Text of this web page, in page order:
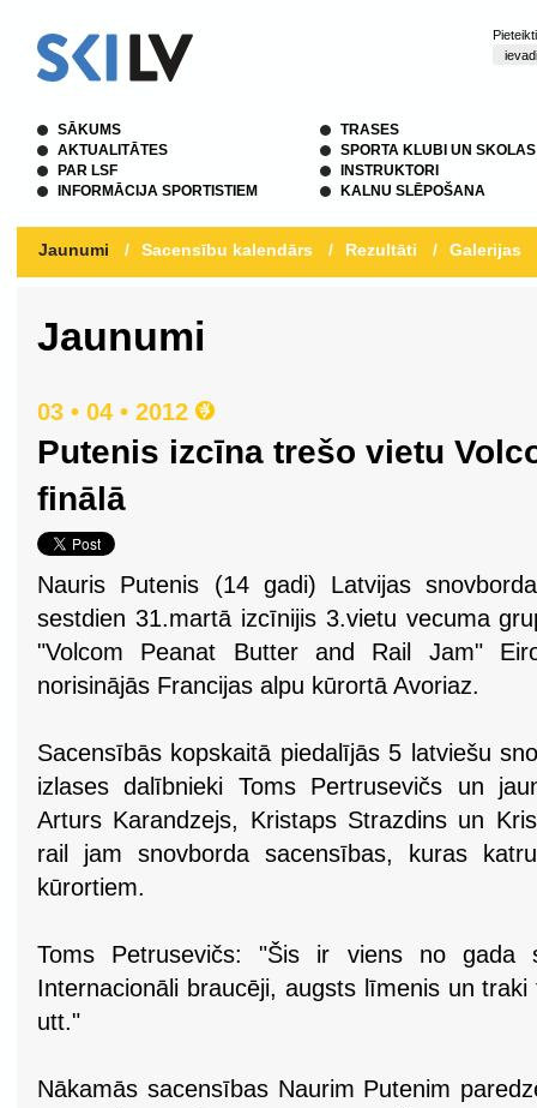
SĀKUMS
AKTUALITĀTES
PAR LSF
INFORMĀCIJA SPORTISTIEM
TRASES
SPORTA KLUBI UN SKOLAS
INSTRUKTORI
KALNU SLĒPOŠANA
Jaunumi / Sacensību kalendārs / Rezultāti / Galerijas
Jaunumi
03 • 04 • 2012
Putenis izcīna trešo vietu
finālā
Nauris Putenis (14 gadi) Latvijas
sestdien 31.martā izcīnijis 3.vietu vecuma
"Volcom Peanat Butter and Rail Jam"
norisinājās Francijas alpu kūrortā Avoriaz.
Sacensībās kopskaitā piedalījās 5 latviešu
izlases dalībnieki Toms Pertrusevičs un
Arturs Karandzejs, Kristaps Strazdins un
rail jam snovborda sacensības, kuras
kūrortiem.
Toms Petrusevičs: "Šis ir viens no gada
Internacionāli braucēji, augsts līmenis un
utt."
Nākamās sacensības Naurim Putenim